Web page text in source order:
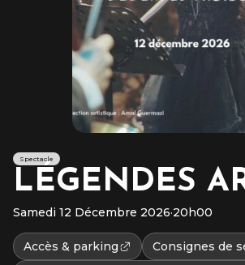
Spectacle
LÉGENDES
Samedi 12 Décembre 2026·20h00
Accès & parking
Consignes de